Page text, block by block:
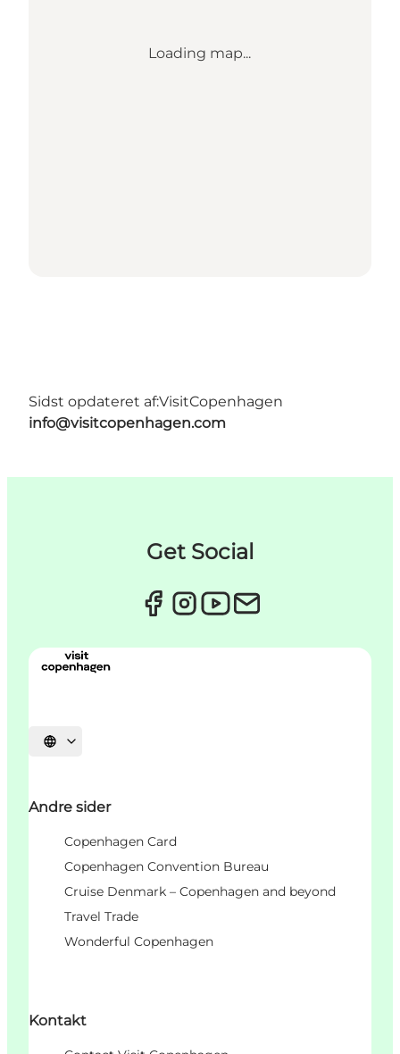
Loading map...
Sidst opdateret af:VisitCopenhagen
info@visitcopenhagen.com
Get Social
Vælg sprog
Andre sider
Copenhagen Card
Copenhagen Convention Bureau
Cruise Denmark – Copenhagen and beyond
Travel Trade
Wonderful Copenhagen
Kontakt